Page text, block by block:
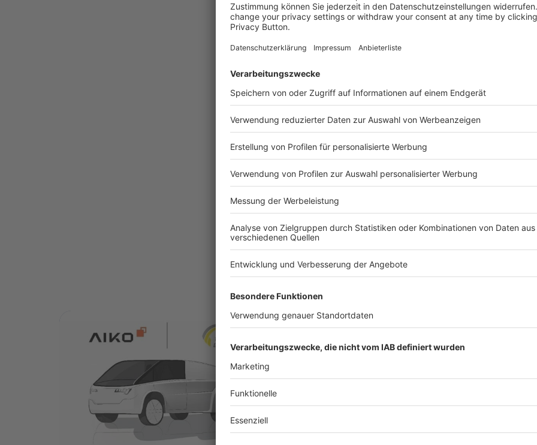
Digitaler Batteriepass (DBP):
Hintergründe,
Chancen
Leiter des Produktmanagements bei
Spherity, informiert die watts up-
Redaktion über Digitale Batteriepass
(DBP), relevante Aspekte für das
Elektro-Handwerk und Möglichkeiten
neue Erlösquellen zu erschließen.
Weltweit erster
Krankenwagen